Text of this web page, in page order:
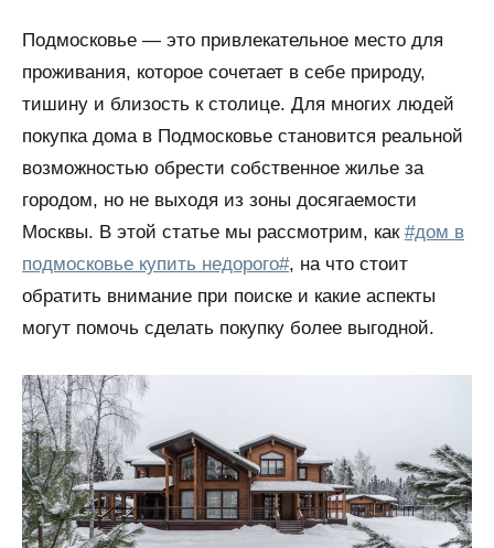
Подмосковье — это привлекательное место для
проживания, которое сочетает в себе природу,
тишину и близость к столице. Для многих людей
покупка дома в Подмосковье становится реальной
возможностью обрести собственное жилье за
городом, но не выходя из зоны досягаемости
Москвы. В этой статье мы рассмотрим, как #дом в
подмосковье купить недорого#, на что стоит
обратить внимание при поиске и какие аспекты
могут помочь сделать покупку более выгодной.